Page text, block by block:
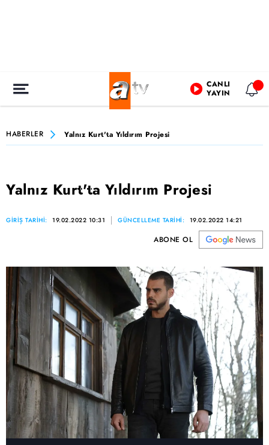
CANLI
YAYIN
HABERLER Yalnız Kurt'ta Yıldırım Projesi
Yalnız Kurt'ta Yıldırım Projesi
GİRİŞ TARİHİ: 19.02.2022 10:31 GÜNCELLEME TARİHİ: 19.02.2022 14:21
ABONE OL